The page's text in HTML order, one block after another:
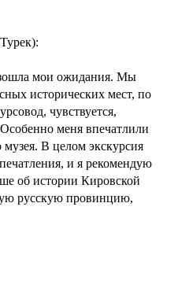
мои ожидания. Мы
исторических мест, по
чувствуется,
меня впечатлили
музея. В целом экскурсия
и я рекомендую
об истории Кировской
русскую провинцию,